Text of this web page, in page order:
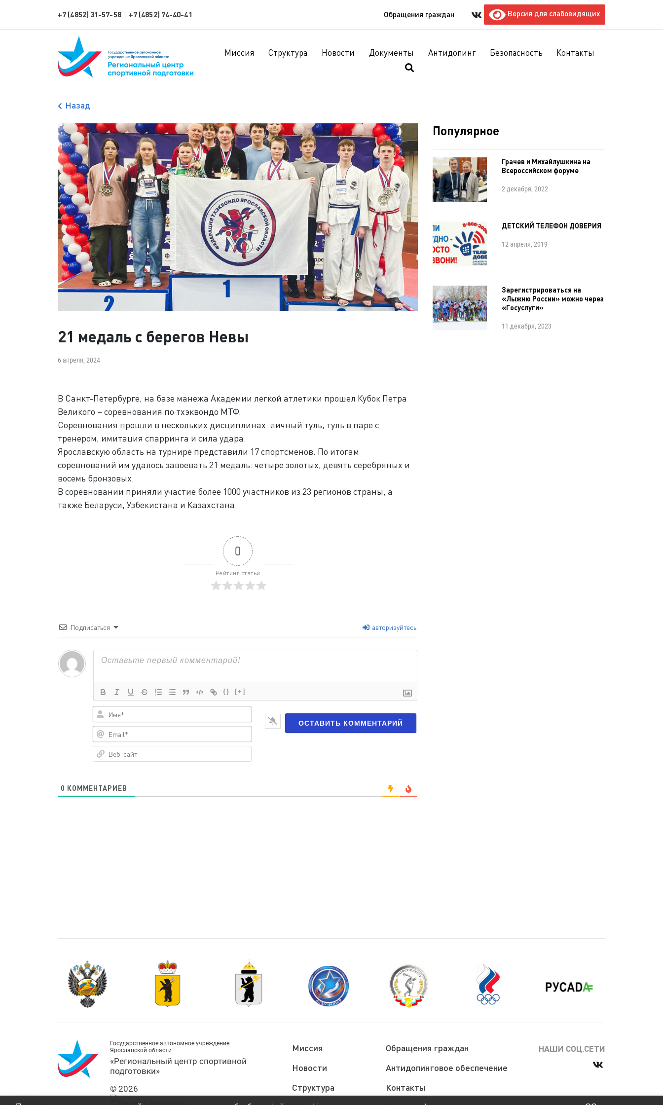
+7 (4852) 31-57-58 | +7 (4852) 74-40-41 Обращения граждан Версия для слабовидящих
Миссия Структура Новости Документы Антидопинг Безопасность Контакты
Назад
21 медаль с берегов Невы
6 апреля, 2024
В Санкт-Петербурге, на базе манежа Академии легкой атлетики прошел Кубок Петра
Великого – соревнования по тхэквондо МТФ.
Соревнования прошли в нескольких дисциплинах: личный туль, туль в паре с
тренером, имитация спарринга и сила удара.
Ярославскую область на турнире представили 17 спортсменов. По итогам
соревнований им удалось завоевать 21 медаль: четыре золотых, девять серебряных и
восемь бронзовых.
В соревновании приняли участие более 1000 участников из 23 регионов страны, а
также Беларуси, Узбекистана и Казахстана.
0
Рейтинг статьи
Подписаться авторизуйтесь
{} [+]
Имя*
Email*
сайт
0 КОММЕНТАРИЕВ
Популярное
Грачев и Михайлушкина на
Всероссийском форуме
2 декабря, 2022
ДЕТСКИЙ ТЕЛЕФОН ДОВЕРИЯ
12 апреля, 2019
Зарегистрироваться на
«Лыжню России» можно через
«Госуслуги»
11 декабря, 2023
Государственное автономное учреждение
Ярославской области
«Региональный центр спортивной
подготовки»
© 2026
Миссия
Новости
Структура
Обращения граждан
Антидопинговое обеспечение
Контакты
НАШИ СОЦ.СЕТИ